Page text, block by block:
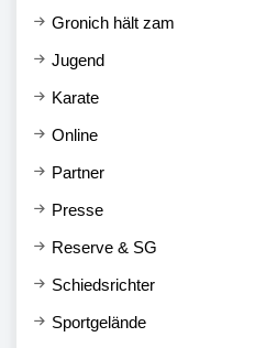
Gronich hält zam
Jugend
Karate
Online
Partner
Presse
Reserve & SG
Schiedsrichter
Sportgelände